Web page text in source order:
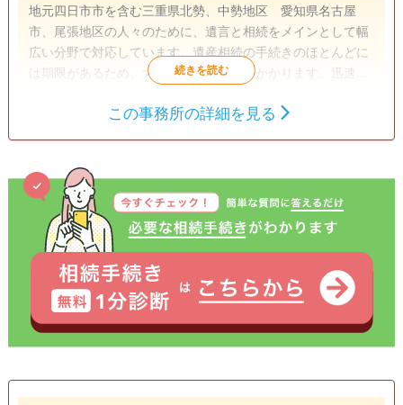
地元四日市市を含む三重県北勢、中勢地区 愛知県名古屋
市、尾張地区の人々のために、遺言と相続をメインとして幅
広い分野で対応しています。遺産相続の手続きのほとんどに
は期限があるため、大変な時間と労力がかかります。迅速か
ご期待にお応えします。 お気軽にお問合せ下さい。
遺産分割
銀行手続き
戸籍収集 相続人調査
訪問可 土日相談可 初回相談無料 18時以降相談可
事務所面談可
この事務所の詳細を見る